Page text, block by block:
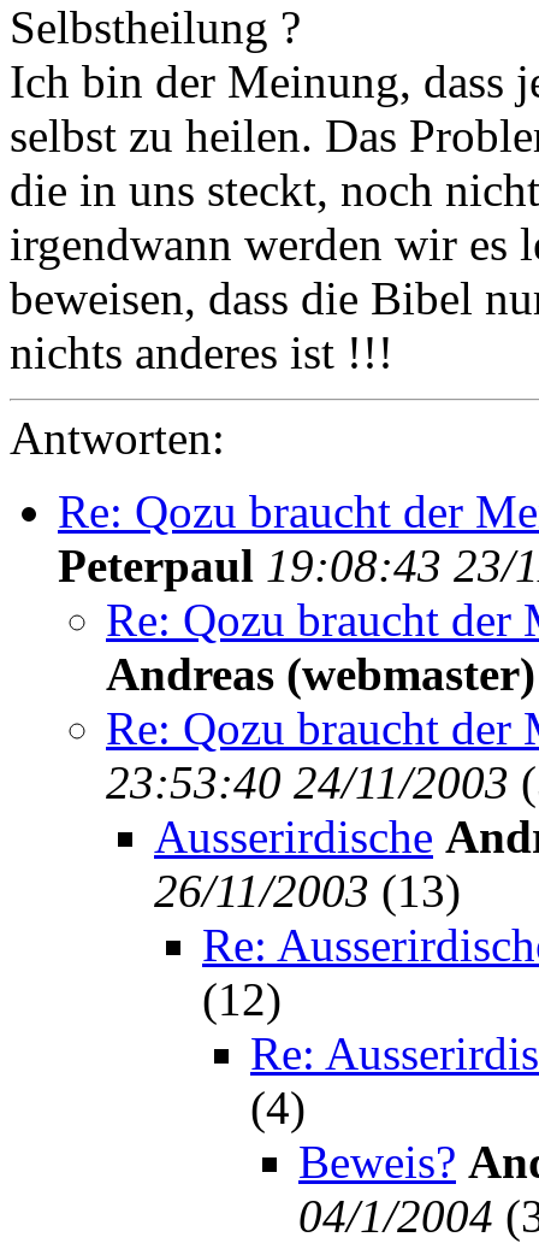
Selbstheilung ?
Ich bin der Meinung, dass
selbst zu heilen. Das
die in uns steckt, noch
irgendwann werden wir es
beweisen, dass die Bibel
nichts anderes ist !!!
Antworten:
Re: Qozu braucht der
Peterpaul 19:08:43 23/
Re: Qozu braucht der
Andreas (webmaster)
Re: Qozu braucht der
23:53:40 24/11/2003 (
Ausserirdische
26/11/2003 (13)
Re:
(12)
Re:
(4)
Beweis?
04/1/2004 (